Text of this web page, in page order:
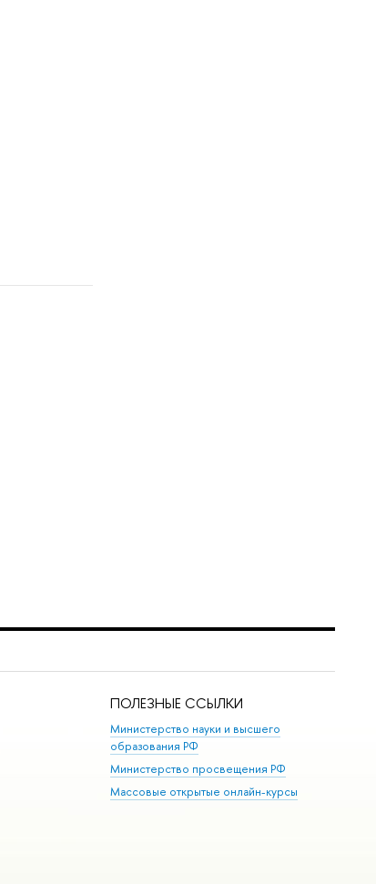
ПОЛЕЗНЫЕ ССЫЛКИ
Министерство науки и высшего
образования РФ
Министерство просвещения РФ
Массовые открытые онлайн-курсы